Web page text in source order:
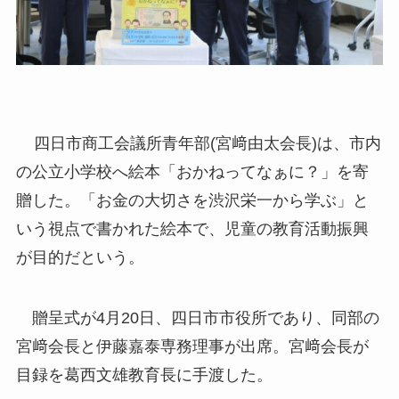
四日市商工会議所青年部(宮﨑由太会長)は、市内
の公立小学校へ絵本「おかねってなぁに？」を寄
贈した。「お金の大切さを渋沢栄一から学ぶ」と
いう視点で書かれた絵本で、児童の教育活動振興
が目的だという。
贈呈式が4月20日、四日市市役所であり、同部の
宮﨑会長と伊藤嘉泰専務理事が出席。宮﨑会長が
目録を葛西文雄教育長に手渡した。